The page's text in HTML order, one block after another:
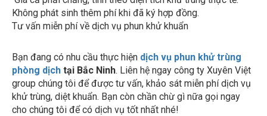
Không phát sinh thêm phí khi đã ký hợp đồng.
Tư vấn miễn phí về dịch vụ phun khử khuẩn
Bạn đang có nhu cầu thực hiện
dịch vụ phun khử trùng
phòng dịchtại Bắc Ninh. Liên hệ ngay công ty Xuyên Việt
group chúng tôi để được tư vấn, khảo sát miễn phí dịch vụ
khử trùng, diệt khuẩn. Bạn còn chần chừ gì nữa gọi ngay
cho chúng tôi để có dịch vụ tốt nhất nhé!